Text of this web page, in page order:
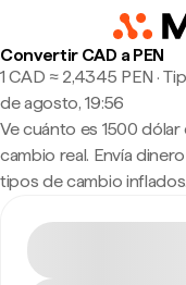
Convertir CAD a PEN
1 CAD ≈ 2,4345 PEN ·
de agosto, 19:56
Ve cuánto es 1500
cambio real. Envía
tipos de cambio inflados.